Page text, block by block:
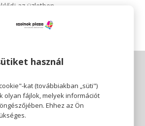
az üzletben.
használ
kat (továbbiakban „süti")
olyan fájlok, melyek információt
Ehhez az Ön